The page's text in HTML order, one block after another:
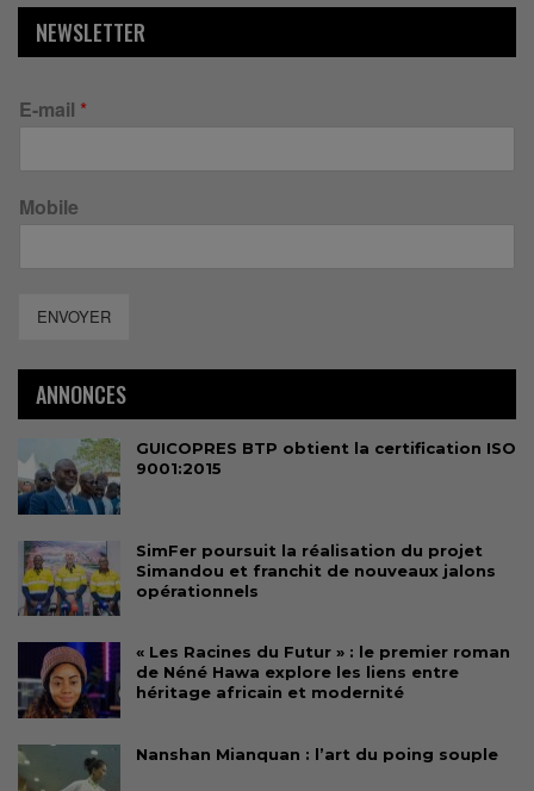
NEWSLETTER
E-mail *
Mobile
ENVOYER
ANNONCES
GUICOPRES BTP obtient la certification ISO
9001:2015
SimFer poursuit la réalisation du projet
Simandou et franchit de nouveaux jalons
opérationnels
« Les Racines du Futur » : le premier roman
de Néné Hawa explore les liens entre
héritage africain et modernité
Nanshan Mianquan : l’art du poing souple